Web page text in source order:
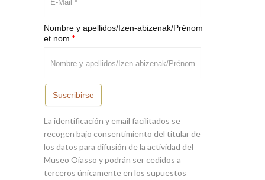
Nombre y apellidos/Izen-abizenak/Prénom
et nom *
Suscribirse
La identificación y email facilitados se
recogen bajo consentimiento del titular de
los datos para difusión de la actividad del
Museo Oiasso y podrán ser cedidos a
terceros únicamente en los supuestos